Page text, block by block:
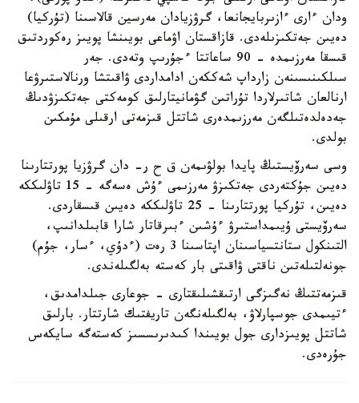
ودان ءارى ءازىربايجانعا، گرۋزيادان مەرسين قالاسىنا (تۇركيا)
دەيىن جەتكىزىلەدى. قازاقستان اۋماعى بويىنشا پويىز رەكوردتىق
قىسقا مەرزىمدە - 90 ساعاتتا ءجۇرىپ وتەدى. جەر
سىلكىنىسىنەن زارداپ شەككەن ادامداردى ۋاقىتشا ورنالاستىرۋعا
ارنالعان شاتىرلاردا تۇراتىن گۋمانيتارلىق كومەكتى جەتكىزۋدىڭ
جەدەلدەتىلگەن مەرزىمدەرى شاتتل قىزمەتى ارقىلى مۇمكىن
بولدى.
وسى سەرۆيستىڭ پايدا بولۋىمەن ق ح ر- دان گرۋزيا پورتتارىنا
دەيىن جۇكتەردى جەتكىزۋ مەرزىمى ءۇش ەسەگە - 15 تاۋلىككە
دەيىن، تۇركيا پورتتارىنا - 25 تاۋلىككە دەيىن قىسقاردى.
سەرۆيستى ۇيىمداستىرۋ ءۇشىن ءبىرقاتار شارا قابىلدانىپ،
التىنكول ستانتسياسىنان اپتاسىنا 3 رەت (ءدۇي، ءسار، جۇم)
جونەلتىلەتىن ناقتى ۋاقىتى بار كەستە بەلگىلەندى.
قىزمەتتىڭ نەگىزگى ارتىقشىلىقتارى - جوعارى جىلدامدىق،
ءتيىمدى جوسپارلاۋ، بەلگىلەنگەن تاريفتىك شارتتار. بارلىق
شاتتل پويىزدارى جول بويىندا كىدىرىسسىز كەستەگە سايكەس
جۇرەدى.